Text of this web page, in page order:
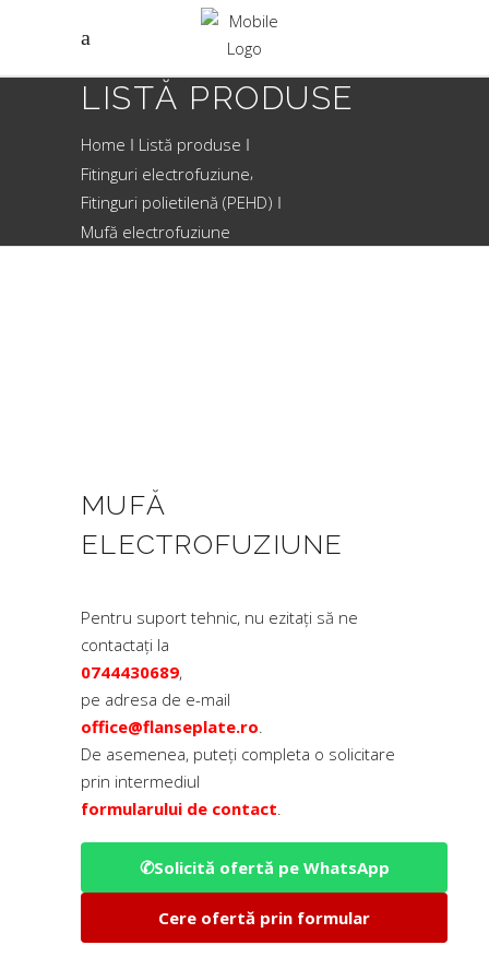
LISTĂ PRODUSE
Home
Listă produse
Fitinguri electrofuziune,
Fitinguri polietilenă (PEHD)
Mufă electrofuziune
MUFĂ
ELECTROFUZIUNE
Pentru suport tehnic, nu ezitați să ne
contactați la
0744430689,
pe adresa de e-mail
office@flanseplate.ro.
De asemenea, puteți completa o solicitare
prin intermediul
formularului de contact.
✆Solicită ofertă pe WhatsApp
Cere ofertă prin formular